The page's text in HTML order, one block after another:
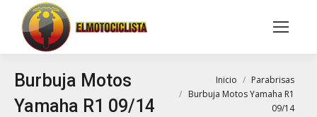
Buscar:
Burbuja Motos
Yamaha R1 09/14
Inicio
Parabrisas
Burbuja Motos Yamaha R1
09/14